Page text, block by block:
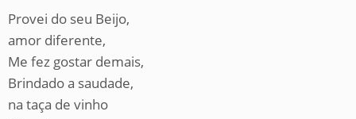
Provei do seu Beijo,
amor diferente,
Me fez gostar demais,
Brindado a saudade,
na taça de vinho